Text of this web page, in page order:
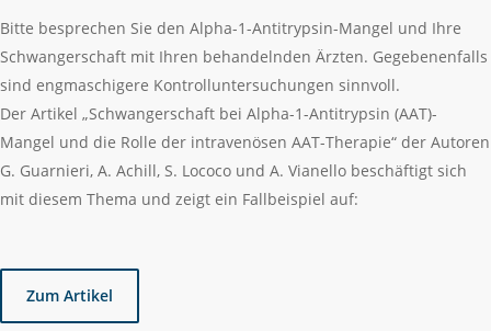
Bitte besprechen Sie den Alpha-1-Antitrypsin-Mangel und Ihre
Schwangerschaft mit Ihren behandelnden Ärzten. Gegebenenfalls
sind engmaschigere Kontrolluntersuchungen sinnvoll.
Der Artikel „Schwangerschaft bei Alpha-1-Antitrypsin (AAT)-
Mangel und die Rolle der intravenösen AAT-Therapie“ der Autoren
G. Guarnieri, A. Achill, S. Lococo und A. Vianello beschäftigt sich
mit diesem Thema und zeigt ein Fallbeispiel auf:
Zum Artikel